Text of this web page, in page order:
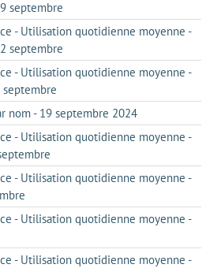
septembre
- Utilisation quotidienne moyenne -
septembre
- Utilisation quotidienne moyenne -
nom - 19 septembre 2024
- Utilisation quotidienne moyenne -
- Utilisation quotidienne moyenne -
- Utilisation quotidienne moyenne -
- Utilisation quotidienne moyenne -